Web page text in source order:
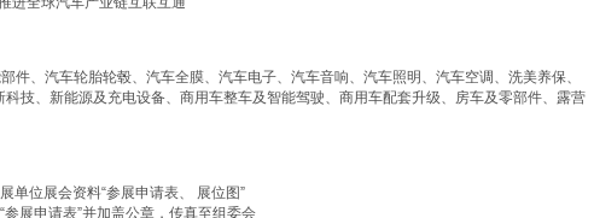
件、汽车轮胎轮毂、汽车全膜、汽车电子、汽车音响、汽车照明、汽车空调、洗美养保、
技、新能源及充电设备、商用车整车及智能驾驶、商用车配套升级、房车及零部件、露营
单位展会资料“参展申请表、 展位图”
展申请表”并加盖公章，传真至组委会